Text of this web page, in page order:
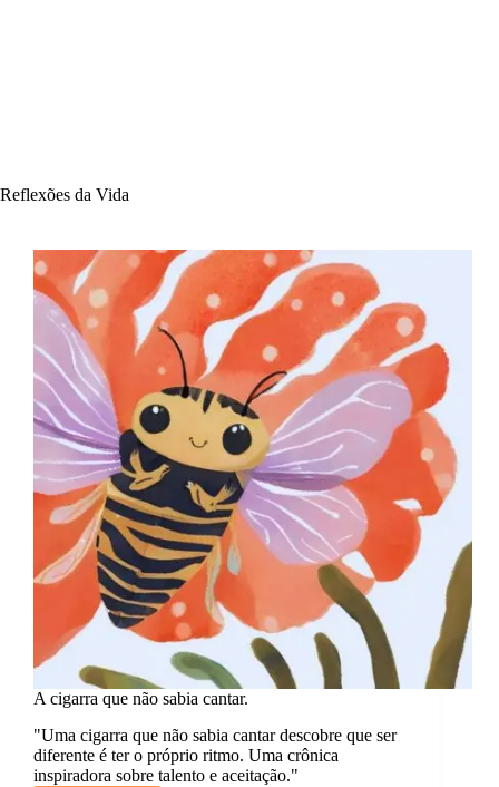
Reflexões da Vida
A cigarra que não sabia cantar.
"Uma cigarra que não sabia cantar descobre que ser
diferente é ter o próprio ritmo. Uma crônica
inspiradora sobre talento e aceitação."